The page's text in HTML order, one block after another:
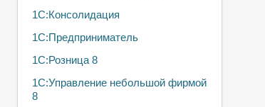
1С:Консолидация
1С:Предприниматель
1С:Розница 8
1С:Управление небольшой фирмой
8